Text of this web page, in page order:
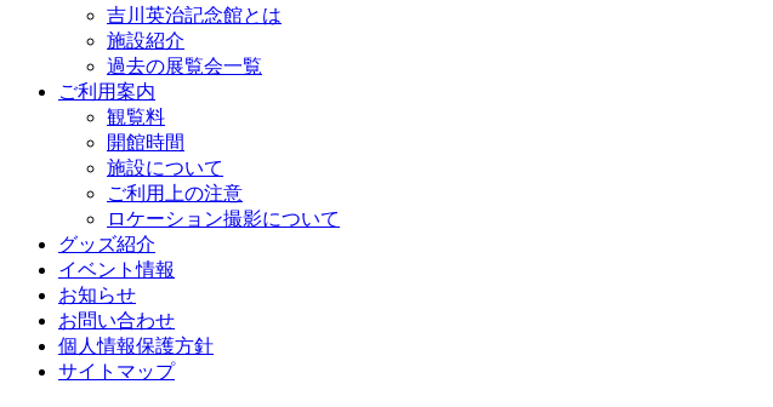
吉川英治記念館とは
施設紹介
過去の展覧会一覧
ご利用案内
観覧料
開館時間
施設について
ご利用上の注意
ロケーション撮影について
グッズ紹介
イベント情報
お知らせ
お問い合わせ
個人情報保護方針
サイトマップ